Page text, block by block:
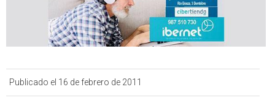
Publicado el 16 de febrero de 2011